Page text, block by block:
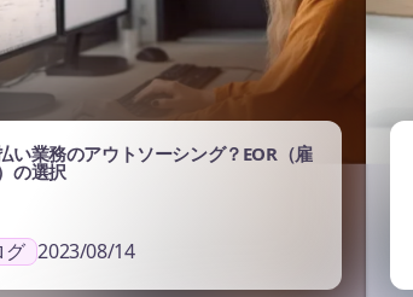
い業務のアウトソーシング？EOR（雇
の選択
グ 2023/08/14